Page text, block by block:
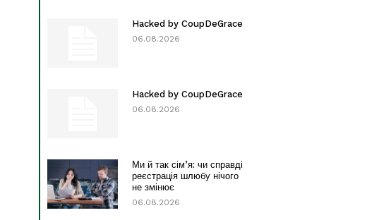
Hacked by CoupDeGrace
06.08.2026
Hacked by CoupDeGrace
06.08.2026
Ми й так сім’я: чи справді
реєстрація шлюбу нічого
не змінює
06.08.2026